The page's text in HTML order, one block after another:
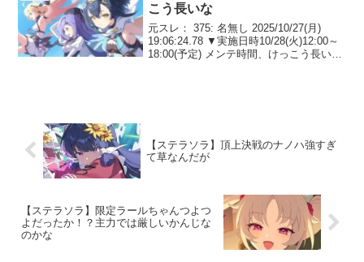
こう長いな
元スレ： 375: 名無し 2025/10/27(月)
19:06:24.78 ▼実施日時10/28(火)12:00～
18:00(予定) メンテ時間、けっこう長い
【ステラソラ】頂上決戦のナノハ強すぎ
て草なんだが
【ステラソラ】限定ラールちゃんつよつ
よだったか！？主力では厳しいかんじな
のかな